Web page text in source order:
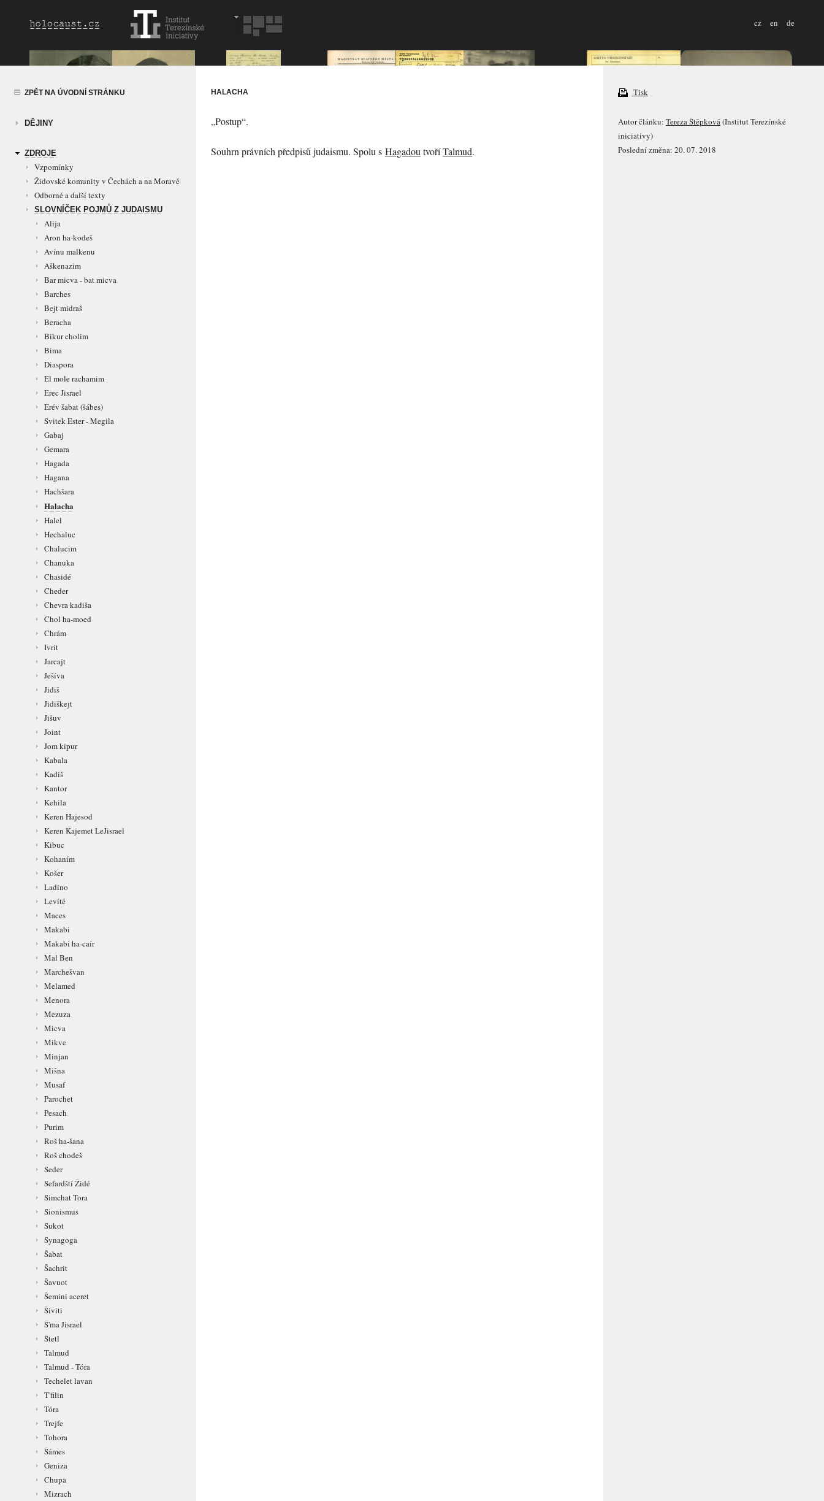
cz en de
ZPĚT NA ÚVODNÍ STRÁNKU
DĚJINY
ZDROJE
Vzpomínky
Židovské komunity v Čechách a na Moravě
Odborné a další texty
SLOVNÍČEK POJMŮ Z JUDAISMU
Alija
Aron ha-kodeš
Avínu malkenu
Aškenazim
Bar micva - bat micva
Barches
Bejt midraš
Beracha
Bikur cholim
Bima
Diaspora
El mole rachamim
Erec Jisrael
Erév šabat (šábes)
Svitek Ester - Megila
Gabaj
Gemara
Hagada
Hagana
Hachšara
Halacha
Halel
Hechaluc
Chalucim
Chanuka
Chasidé
Cheder
Chevra kadiša
Chol ha-moed
Chrám
Ivrit
Jarcajt
Ješíva
Jidiš
Jidiškejt
Jišuv
Joint
Jom kipur
Kabala
Kadiš
Kantor
Kehila
Keren Hajesod
Keren Kajemet LeJisrael
Kibuc
Kohaním
Košer
Ladino
Levíté
Maces
Makabi
Makabi ha-caír
Mal Ben
Marchešvan
Melamed
Menora
Mezuza
Micva
Mikve
Minjan
Mišna
Musaf
Parochet
Pesach
Purim
Roš ha-šana
Roš chodeš
Seder
Sefardští Židé
Simchat Tora
Sionismus
Sukot
Synagoga
Šabat
Šachrit
Šavuot
Šemini aceret
Šiviti
Š'ma Jisrael
Štetl
Talmud
Talmud - Tóra
Techelet lavan
T'filin
Tóra
Trejfe
Tohora
Šámes
Geniza
Chupa
Mizrach
HALACHA
„Postup“.
Souhrn právních předpisů judaismu. Spolu s Hagadou tvoříTalmud.
Tisk
Autor článku: Tereza Štěpková(Institut Terezínské
iniciativy)
Poslední změna: 20. 07. 2018